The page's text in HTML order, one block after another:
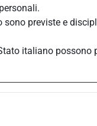
previste e
italiano possono